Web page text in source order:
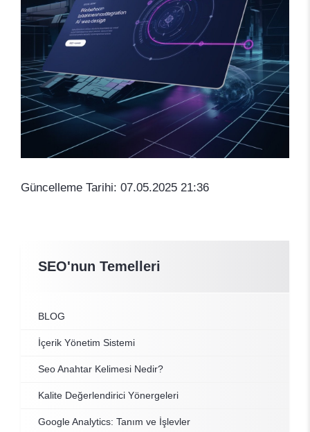
Güncelleme Tarihi: 07.05.2025 21:36
SEO'nun Temelleri
BLOG
İçerik Yönetim Sistemi
Seo Anahtar Kelimesi Nedir?
Kalite Değerlendirici Yönergeleri
Google Analytics: Tanım ve İşlevler